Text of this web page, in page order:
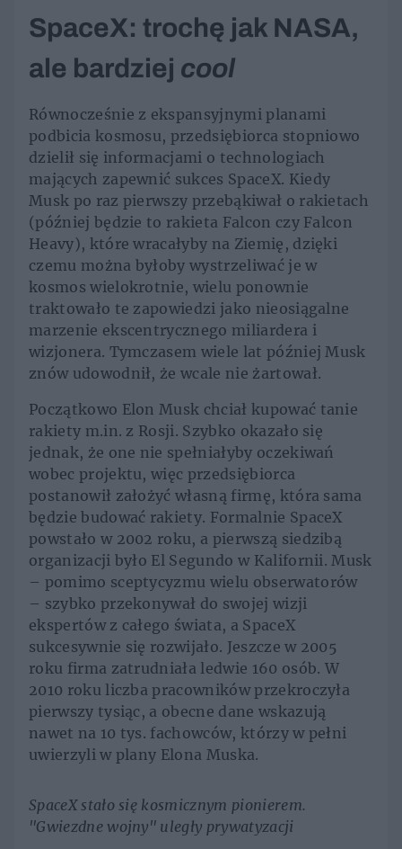
SpaceX: trochę jak NASA,
ale bardziej cool
Równocześnie z ekspansyjnymi planami
podbicia kosmosu, przedsiębiorca stopniowo
dzielił się informacjami o technologiach
mających zapewnić sukces SpaceX. Kiedy
Musk po raz pierwszy przebąkiwał o rakietach
(później będzie to rakieta Falcon czy Falcon
Heavy), które wracałyby na Ziemię, dzięki
czemu można byłoby wystrzeliwać je w
kosmos wielokrotnie, wielu ponownie
traktowało te zapowiedzi jako nieosiągalne
marzenie ekscentrycznego miliardera i
wizjonera. Tymczasem wiele lat później Musk
znów udowodnił, że wcale nie żartował.
Początkowo Elon Musk chciał kupować tanie
rakiety m.in. z Rosji. Szybko okazało się
jednak, że one nie spełniałyby oczekiwań
wobec projektu, więc przedsiębiorca
postanowił założyć własną firmę, która sama
będzie budować rakiety. Formalnie SpaceX
powstało w 2002 roku, a pierwszą siedzibą
organizacji było El Segundo w Kalifornii. Musk
– pomimo sceptycyzmu wielu obserwatorów
– szybko przekonywał do swojej wizji
ekspertów z całego świata, a SpaceX
sukcesywnie się rozwijało. Jeszcze w 2005
roku firma zatrudniała ledwie 160 osób. W
2010 roku liczba pracowników przekroczyła
pierwszy tysiąc, a obecne dane wskazują
nawet na 10 tys. fachowców, którzy w pełni
uwierzyli w plany Elona Muska.
SpaceX stało się kosmicznym pionierem.
"Gwiezdne wojny" uległy prywatyzacji